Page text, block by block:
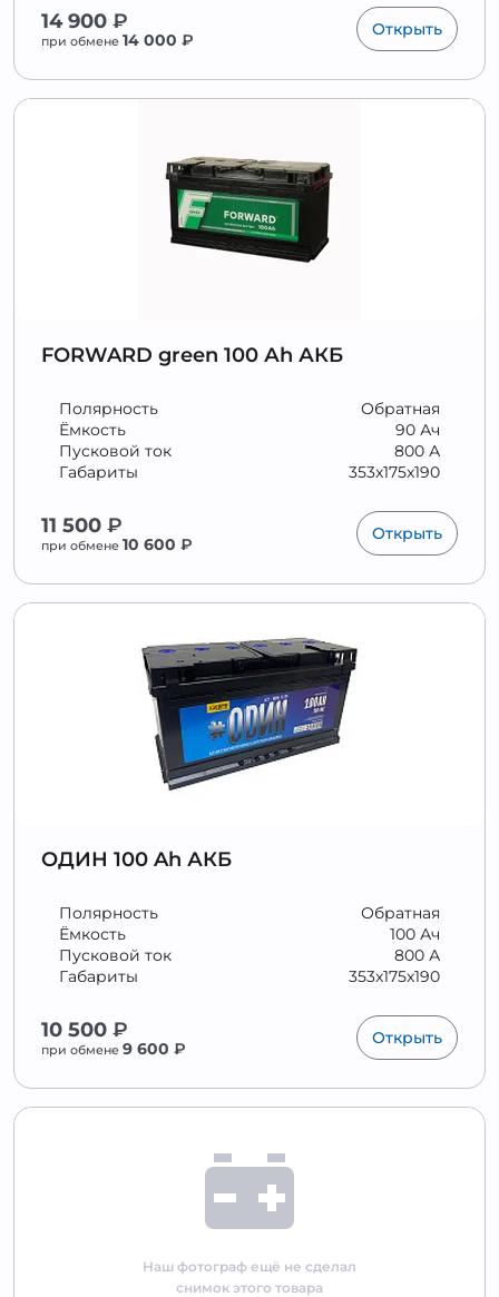
14 900 ₽
при обмене 14 000 ₽
Открыть
FORWARD green 100 Аh АКБ
Обратная
Полярность
90 Ач
Ёмкость
800 А
Пусковой ток
353x175x190
Габариты
11 500 ₽
при обмене 10 600 ₽
Открыть
ОДИН 100 Ah АКБ
Обратная
Полярность
100 Ач
Ёмкость
800 А
Пусковой ток
353x175x190
Габариты
10 500 ₽
при обмене 9 600 ₽
Открыть
Наш фотограф ещё не сделал
снимок этого товара